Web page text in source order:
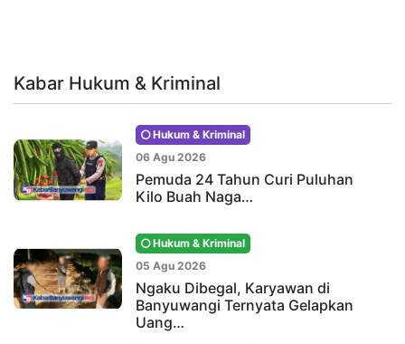
Kabar Hukum & Kriminal
Hukum & Kriminal
06 Agu 2026
Pemuda 24 Tahun Curi Puluhan
Kilo Buah Naga…
Hukum & Kriminal
05 Agu 2026
Ngaku Dibegal, Karyawan di
Banyuwangi Ternyata Gelapkan
Uang…